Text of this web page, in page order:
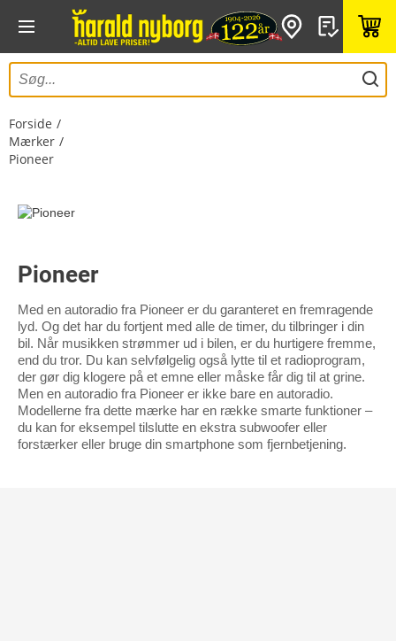
Forside
Mærker
Pioneer
Pioneer
Med en autoradio fra Pioneer er du garanteret en fremragende
lyd. Og det har du fortjent med alle de timer, du tilbringer i din
bil. Når musikken strømmer ud i bilen, er du hurtigere fremme,
end du tror. Du kan selvfølgelig også lytte til et radioprogram,
der gør dig klogere på et emne eller måske får dig til at grine.
Men en autoradio fra Pioneer er ikke bare en autoradio.
Modellerne fra dette mærke har en række smarte funktioner –
du kan for eksempel tilslutte en ekstra subwoofer eller
forstærker eller bruge din smartphone som fjernbetjening.